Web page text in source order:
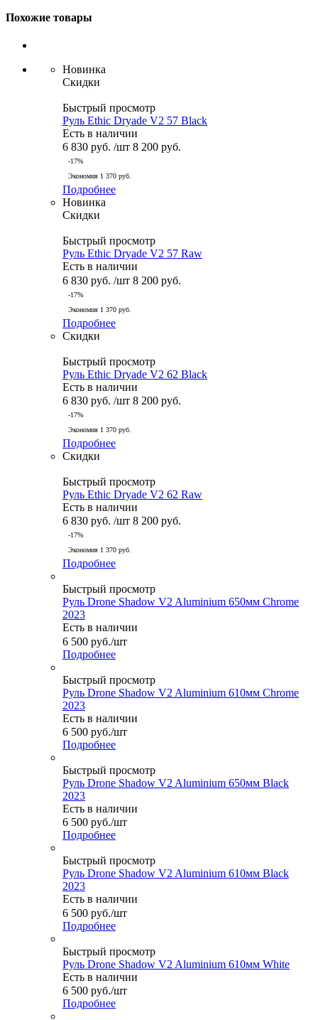
Похожие товары
Новинка
Скидки
Быстрый просмотр
Руль Ethic Dryade V2 57 Black
Есть в наличии
6 830 руб. /шт 8 200 руб.
-17%
Экономия 1 370 руб.
Подробнее
Новинка
Скидки
Быстрый просмотр
Руль Ethic Dryade V2 57 Raw
Есть в наличии
6 830 руб. /шт 8 200 руб.
-17%
Экономия 1 370 руб.
Подробнее
Скидки
Быстрый просмотр
Руль Ethic Dryade V2 62 Black
Есть в наличии
6 830 руб. /шт 8 200 руб.
-17%
Экономия 1 370 руб.
Подробнее
Скидки
Быстрый просмотр
Руль Ethic Dryade V2 62 Raw
Есть в наличии
6 830 руб. /шт 8 200 руб.
-17%
Экономия 1 370 руб.
Подробнее
Быстрый просмотр
Руль Drone Shadow V2 Aluminium 650мм Chrome
2023
Есть в наличии
6 500 руб./шт
Подробнее
Быстрый просмотр
Руль Drone Shadow V2 Aluminium 610мм Chrome
2023
Есть в наличии
6 500 руб./шт
Подробнее
Быстрый просмотр
Руль Drone Shadow V2 Aluminium 650мм Black
2023
Есть в наличии
6 500 руб./шт
Подробнее
Быстрый просмотр
Руль Drone Shadow V2 Aluminium 610мм Black
2023
Есть в наличии
6 500 руб./шт
Подробнее
Быстрый просмотр
Руль Drone Shadow V2 Aluminium 610мм White
Есть в наличии
6 500 руб./шт
Подробнее